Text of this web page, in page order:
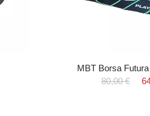
MBT Borsa
80,00 €